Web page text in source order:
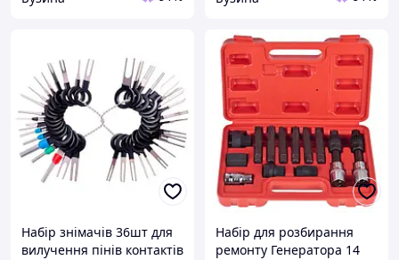
Набір знімачів 36шт для
вилучення пінів контактів
Набір для розбирання
ремонту Генератора 14